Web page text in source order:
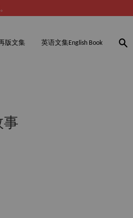
版文集 英语文集English Book
事